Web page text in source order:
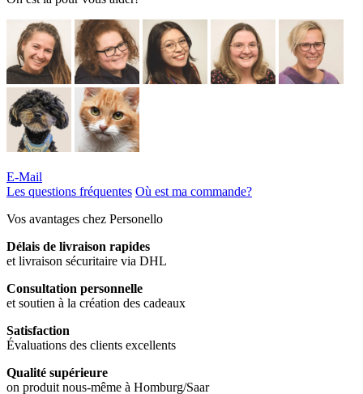
E-Mail
Les questions fréquentes Où est ma commande?
Vos avantages chez Personello
Délais de livraison rapides
et livraison sécuritaire via DHL
Consultation personnelle
et soutien à la création des cadeaux
Satisfaction
Évaluations des clients excellents
Qualité supérieure
on produit nous-même à Homburg/Saar